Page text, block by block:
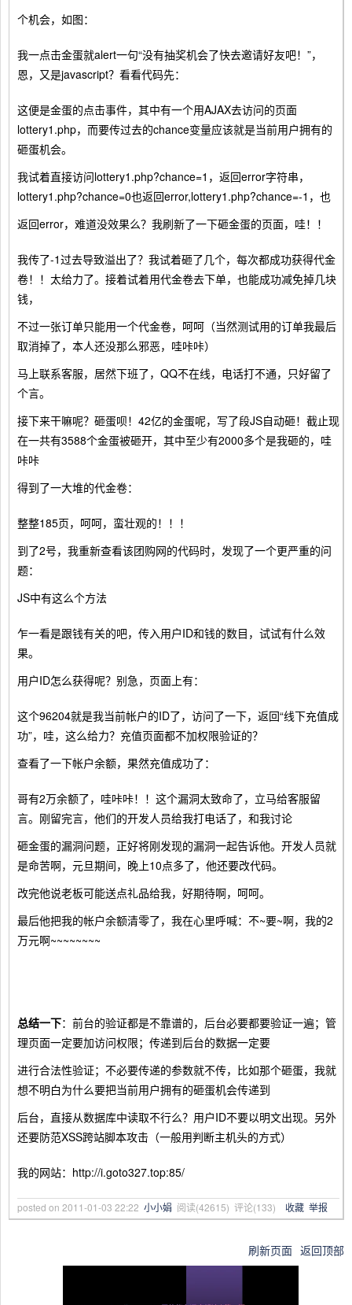
个机会，如图：
我一点击金蛋就alert一句“没有抽奖机会了快去邀请好友吧！”，
恩，又是javascript？看看代码先：
这便是金蛋的点击事件，其中有一个用AJAX去访问的页面
lottery1.php，而要传过去的chance变量应该就是当前用户拥有的
砸蛋机会。
我试着直接访问lottery1.php?chance=1，返回error字符串，
lottery1.php?chance=0也返回error,lottery1.php?chance=-1，也
返回error，难道没效果么？我刷新了一下砸金蛋的页面，哇！！
我传了-1过去导致溢出了？我试着砸了几个，每次都成功获得代金
卷！！太给力了。接着试着用代金卷去下单，也能成功减免掉几块
钱，
不过一张订单只能用一个代金卷，呵呵（当然测试用的订单我最后
取消掉了，本人还没那么邪恶，哇咔咔）
马上联系客服，居然下班了，QQ不在线，电话打不通，只好留了
个言。
接下来干嘛呢？砸蛋呗！42亿的金蛋呢，写了段JS自动砸！截止现
在一共有3588个金蛋被砸开，其中至少有2000多个是我砸的，哇
咔咔
得到了一大堆的代金卷：
整整185页，呵呵，蛮壮观的！！！
到了2号，我重新查看该团购网的代码时，发现了一个更严重的问
题：
JS中有这么个方法
乍一看是跟钱有关的吧，传入用户ID和钱的数目，试试有什么效
果。
用户ID怎么获得呢？别急，页面上有：
这个96204就是我当前帐户的ID了，访问了一下，返回“线下充值成
功”，哇，这么给力？充值页面都不加权限验证的？
查看了一下帐户余额，果然充值成功了：
哥有2万余额了，哇咔咔！！这个漏洞太致命了，立马给客服留
言。刚留完言，他们的开发人员给我打电话了，和我讨论
砸金蛋的漏洞问题，正好将刚发现的漏洞一起告诉他。开发人员就
是命苦啊，元旦期间，晚上10点多了，他还要改代码。
改完他说老板可能送点礼品给我，好期待啊，呵呵。
最后他把我的帐户余额清零了，我在心里呼喊：不~要~啊，我的2
万元啊~~~~~~~~
总结一下：前台的验证都是不靠谱的，后台必要都要验证一遍；管
理页面一定要加访问权限；传递到后台的数据一定要
进行合法性验证；不必要传递的参数就不传，比如那个砸蛋，我就
想不明白为什么要把当前用户拥有的砸蛋机会传递到
后台，直接从数据库中读取不行么？用户ID不要以明文出现。另外
还要防范XSS跨站脚本攻击（一般用判断主机头的方式）
我的网站：http://i.goto327.top:85/
posted on 2011-01-03 22:22 小小娟 阅读(42615) 评论(133) 收藏 举报
刷新页面 返回顶部